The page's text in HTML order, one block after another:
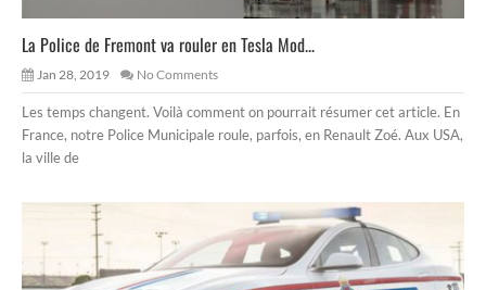
La Police de Fremont va rouler en Tesla Mod...
Jan 28, 2019 No Comments
Les temps changent. Voilà comment on pourrait résumer cet article. En
France, notre Police Municipale roule, parfois, en Renault Zoé. Aux USA,
la ville de